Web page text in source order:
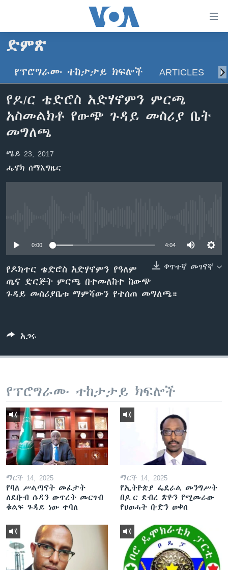
ማገናኛዎች
ዋናው
ይዘት
ወደ
ዋናው
ይዘት
ወደ
ዋናው
ዜና
ኢትዮጵያ
አሜሪካ
ኑሮ በጤንነት
ከምሽቱ ሦስት ሰዓት የአማርኛ ዜና
ቪዲዮ
ክምችት
ቋንቋዎች
ድምጽ
የፕሮግራሙ ተከታታይ ክፍሎች ARTICLES
የዶ/ር ቴድሮስ አድሃኖምን ምርጫ
አስመልክቶ የውጭ ጉዳይ መስሪያ ቤት
መግለጫ
ሜይ 23, 2017
ሔኖክ ሰማእግዜር
0:00 4:04
ቀጥተኛ መገናኛ
የዶክተር ቴድሮስ አድሃኖምን የዓለም
ጤና ድርጅት ምርጫ በተመለከተ ከውጭ
ጉዳይ መስሪያቤቱ ማምሻውን የተሰጠ መግለጫ።
አጋሩ
የፕሮግራሙ ተከታታይ ክፍሎች
ማርች 14, 2025
የባለ ሥልጣናት መፈታት
ለደቡብ ሱዳን ውጥረት መርገብ
ቁልፍ ጉዳይ ነው ተባለ
ማርች 14, 2025
የኢትዮጵያ ፌደራል መንግሥት
በዶ.ር ደብረ ጽዮን የሚመራው
የህወሓት ቡድን ወቀሰ